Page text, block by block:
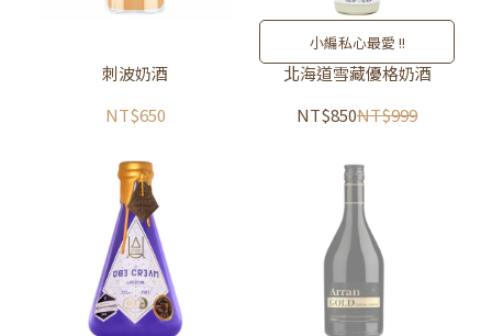
刺波奶酒
NT$650
小編私心最愛 !!
北海道雪藏優格奶酒
NT$850NT$999